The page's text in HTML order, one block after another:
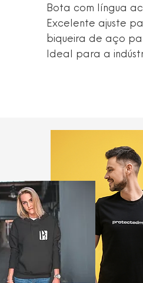
Bota com língua
Excelente ajuste
biqueira de aço
Ideal para a